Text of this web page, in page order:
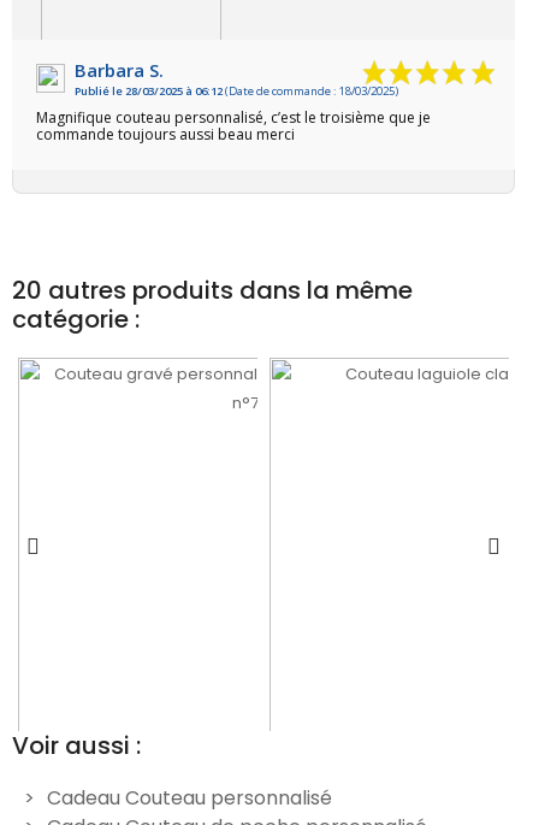
VOIR L'ATTESTATION
Barbara S.
Publié le 28/03/2025 à 06:12(Date de commande : 18/03/2025)
Magnifique couteau personnalisé, c’est le troisième que je
commande toujours aussi beau merci
20 autres produits dans la même
catégorie :
Voir aussi :
Cadeau Couteau personnalisé